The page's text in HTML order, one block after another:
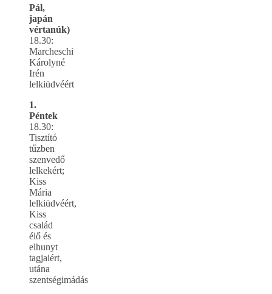
Pál,
japán
vértanúk)
18.30:
Marcheschi
Károlyné
Irén
lelkiüdvéért
1.
Péntek
18.30:
Tisztító
tűzben
szenvedő
lelkekért;
Kiss
Mária
lelkiüdvéért,
Kiss
család
élő és
elhunyt
tagjaiért,
utána
szentségimádás